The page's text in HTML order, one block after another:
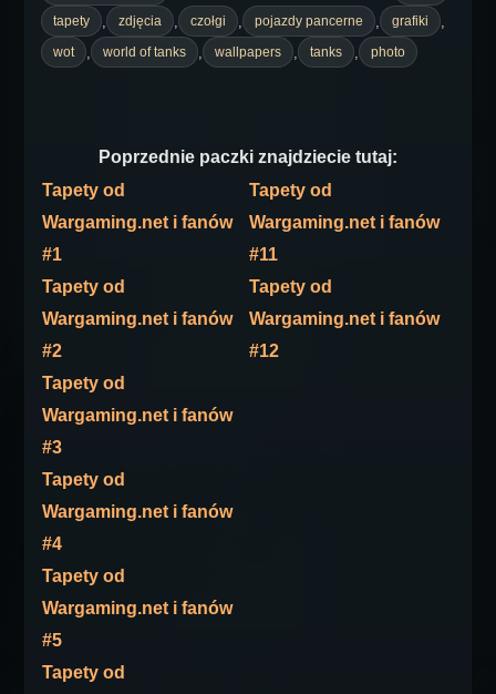
tapety
zdjęcia czołgi pojazdy pancerne grafiki
wot world of tanks wallpapers tanks photo
Poprzednie paczki znajdziecie tutaj:
Tapety od
Wargaming.net i fanów
#1
Tapety od
Wargaming.net i fanów
#2
Tapety od
Wargaming.net i fanów
#3
Tapety od
Wargaming.net i fanów
#4
Tapety od
Wargaming.net i fanów
#5
Tapety od
Tapety od
Wargaming.net i fanów
#11
Tapety od
Wargaming.net i fanów
#12